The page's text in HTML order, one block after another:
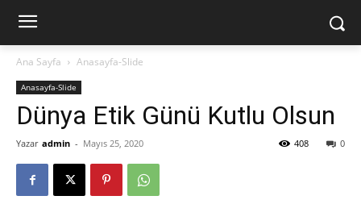
Ana Sayfa Anasayfa-Slide
Anasayfa-Slide
Dünya Etik Günü Kutlu Olsun
Yazar admin - Mayıs 25, 2020 0
408